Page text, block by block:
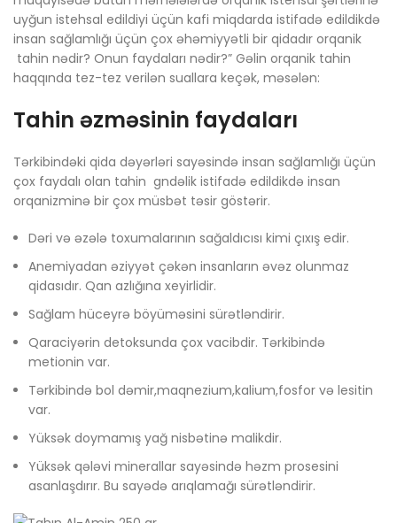
uyğun istehsal edildiyi üçün kafi miqdarda istifadə edildikdə
insan sağlamlığı üçün çox əhəmiyyətli bir qidadır orqanik
tahin nədir? Onun faydaları nədir?” Gəlin orqanik tahin
haqqında tez-tez verilən suallara keçək, məsələn:
Tahin əzməsinin faydaları
Tərkibindəki qida dəyərləri sayəsində insan sağlamlığı üçün
çox faydalı olan tahin gndəlik istifadə edildikdə insan
orqanizminə bir çox müsbət təsir göstərir.
Dəri və əzələ toxumalarının sağaldıcısı kimi çıxış edir.
Anemiyadan əziyyət çəkən insanların əvəz olunmaz
qidasıdır. Qan azlığına xeyirlidir.
Sağlam hüceyrə böyüməsini sürətləndirir.
Qaraciyərin detoksunda çox vacibdir. Tərkibində
metionin var.
Tərkibində bol dəmir,maqnezium,kalium,fosfor və lesitin
var.
Yüksək doymamış yağ nisbətinə malikdir.
Yüksək qələvi minerallar sayəsində həzm prosesini
asanlaşdırır. Bu sayədə arıqlamağı sürətləndirir.